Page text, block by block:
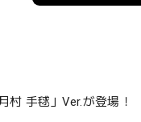
手毬」Ver.が登場！